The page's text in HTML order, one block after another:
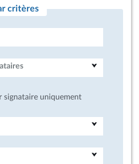
critères
signataire uniquement